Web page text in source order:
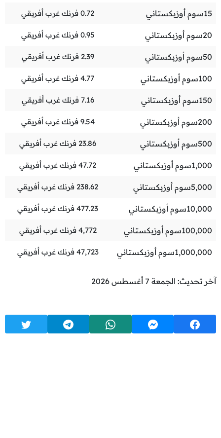
15سوم أوزبكستاني 0.72 فرنك غرب أفريقي
20سوم أوزبكستاني 0.95 فرنك غرب أفريقي
50سوم أوزبكستاني 2.39 فرنك غرب أفريقي
100سوم أوزبكستاني 4.77 فرنك غرب أفريقي
150سوم أوزبكستاني 7.16 فرنك غرب أفريقي
200سوم أوزبكستاني 9.54 فرنك غرب أفريقي
500سوم أوزبكستاني 23.86 فرنك غرب أفريقي
1,000سوم أوزبكستاني 47.72 فرنك غرب أفريقي
5,000سوم أوزبكستاني 238.62 فرنك غرب أفريقي
10,000سوم أوزبكستاني 477.23 فرنك غرب أفريقي
100,000سوم أوزبكستاني 4,772 فرنك غرب أفريقي
1,000,000سوم أوزبكستاني 47,723 فرنك غرب أفريقي
آخر تحديث: الجمعة 7 أغسطس 2026